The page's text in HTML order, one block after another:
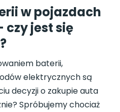
w pojazdach
czy jest się
baterii,
elektrycznych są
decyzji o zakupie auta
Spróbujemy chociaż